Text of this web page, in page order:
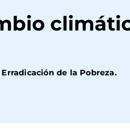
de la Pobreza.